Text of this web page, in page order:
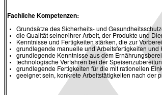
Fachliche Kompetenzen:
Grundsätze des Sicherheits- und
die Qualität seiner/ihrer Arbeit, der Produkte und
Kenntnisse und Fertigkeiten stärken, die zur
grundlegende manuelle und Arbeitsfertigkeiten
grundlegende Kenntnisse aus dem
technologische Verfahren bei der
grundlegende Fertigkeiten für die mit rationellen
geeignet sein, konkrete Arbeitstätigkeiten nach der